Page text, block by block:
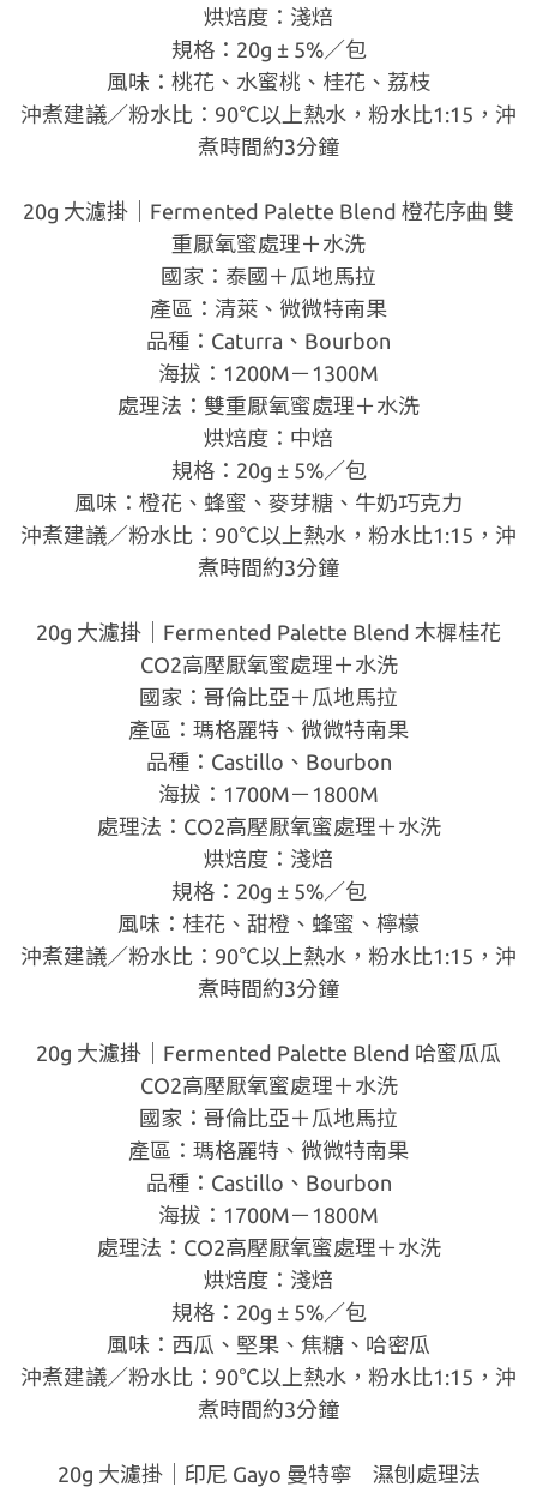
烘焙度：淺焙
規格：20g ± 5%／包
風味：桃花、水蜜桃、桂花、荔枝
沖煮建議／粉水比：90℃以上熱水，粉水比1:15，沖
煮時間約3分鐘
20g 大濾掛｜Fermented Palette Blend 橙花序曲 雙
重厭氧蜜處理＋水洗
國家：泰國＋瓜地馬拉
產區：清萊、微微特南果
品種：Caturra、Bourbon
海拔：1200M－1300M
處理法：雙重厭氧蜜處理＋水洗
烘焙度：中焙
規格：20g ± 5%／包
風味：橙花、蜂蜜、麥芽糖、牛奶巧克力
沖煮建議／粉水比：90℃以上熱水，粉水比1:15，沖
煮時間約3分鐘
20g 大濾掛｜Fermented Palette Blend 木樨桂花
CO2高壓厭氧蜜處理＋水洗
國家：哥倫比亞＋瓜地馬拉
產區：瑪格麗特、微微特南果
品種：Castillo、Bourbon
海拔：1700M－1800M
處理法：CO2高壓厭氧蜜處理＋水洗
烘焙度：淺焙
規格：20g ± 5%／包
風味：桂花、甜橙、蜂蜜、檸檬
沖煮建議／粉水比：90℃以上熱水，粉水比1:15，沖
煮時間約3分鐘
20g 大濾掛｜Fermented Palette Blend 哈蜜瓜瓜
CO2高壓厭氧蜜處理＋水洗
國家：哥倫比亞＋瓜地馬拉
產區：瑪格麗特、微微特南果
品種：Castillo、Bourbon
海拔：1700M－1800M
處理法：CO2高壓厭氧蜜處理＋水洗
烘焙度：淺焙
規格：20g ± 5%／包
風味：西瓜、堅果、焦糖、哈密瓜
沖煮建議／粉水比：90℃以上熱水，粉水比1:15，沖
煮時間約3分鐘
20g 大濾掛｜印尼 Gayo 曼特寧 濕刨處理法